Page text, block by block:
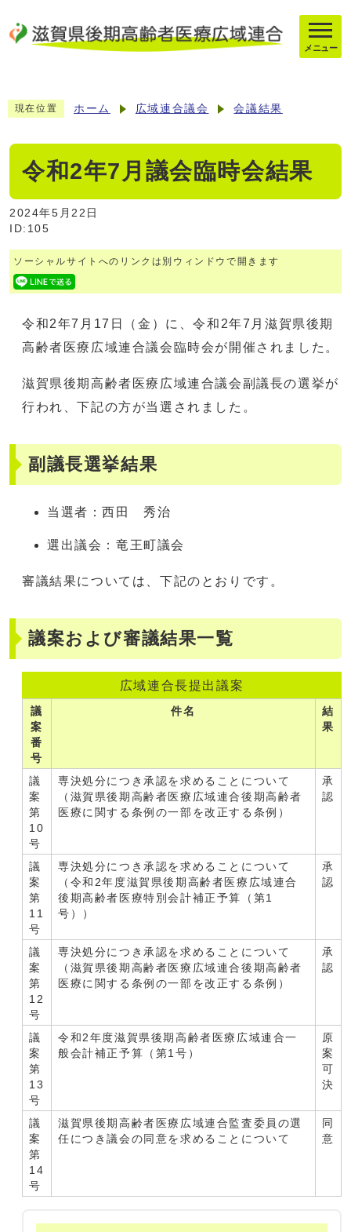
メニュー
現在位置 ホーム 広域連合議会 会議結果
令和2年7月議会臨時会結果
2024年5月22日
ID:105
ソーシャルサイトへのリンクは別ウィンドウで開きます
令和2年7月17日（金）に、令和2年7月滋賀県後期
高齢者医療広域連合議会臨時会が開催されました。
滋賀県後期高齢者医療広域連合議会副議長の選挙が
行われ、下記の方が当選されました。
副議長選挙結果
当選者：西田 秀治
選出議会：竜王町議会
審議結果については、下記のとおりです。
議案および審議結果一覧
広域連合長提出議案
議
案
番
号
件名
結
果
議
案
第
10
号
専決処分につき承認を求めることについて
（滋賀県後期高齢者医療広域連合後期高齢者
医療に関する条例の一部を改正する条例）
承
認
議
案
第
11
号
専決処分につき承認を求めることについて
（令和2年度滋賀県後期高齢者医療広域連合
後期高齢者医療特別会計補正予算（第1
号））
承
認
議
案
第
12
号
専決処分につき承認を求めることについて
（滋賀県後期高齢者医療広域連合後期高齢者
医療に関する条例の一部を改正する条例）
承
認
議
案
第
13
号
令和2年度滋賀県後期高齢者医療広域連合一
般会計補正予算（第1号）
原
案
可
決
議
案
第
14
号
滋賀県後期高齢者医療広域連合監査委員の選
任につき議会の同意を求めることについて
同
意